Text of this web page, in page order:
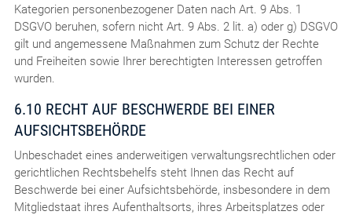
Kategorien personenbezogener Daten nach Art. 9 Abs. 1
DSGVO beruhen, sofern nicht Art. 9 Abs. 2 lit. a) oder g) DSGVO
gilt und angemessene Maßnahmen zum Schutz der Rechte
und Freiheiten sowie Ihrer berechtigten Interessen getroffen
wurden.
6.10 RECHT AUF BESCHWERDE BEI EINER
AUFSICHTSBEHÖRDE
Unbeschadet eines anderweitigen verwaltungsrechtlichen oder
gerichtlichen Rechtsbehelfs steht Ihnen das Recht auf
Beschwerde bei einer Aufsichtsbehörde, insbesondere in dem
Mitgliedstaat ihres Aufenthaltsorts, ihres Arbeitsplatzes oder